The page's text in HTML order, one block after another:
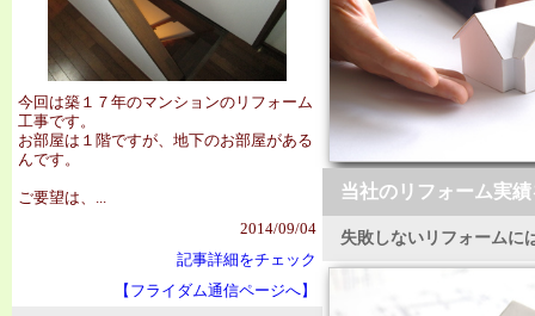
今回は築１７年のマンションのリフォーム
工事です。
お部屋は１階ですが、地下のお部屋がある
んです。
ご要望は、...
2014/09/04
記事詳細をチェック
【フライダム通信ページへ】
当社のリフォーム実
失敗しないリフォームに